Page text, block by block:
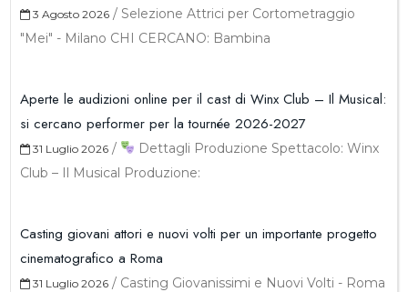
3 Agosto 2026 / Selezione Attrici per Cortometraggio
"Mei" - Milano CHI CERCANO: Bambina
Aperte le audizioni online per il cast di Winx Club – Il Musical:
si cercano performer per la tournée 2026-2027
31 Luglio 2026 /
Dettagli Produzione Spettacolo: Winx
Club – Il Musical Produzione:
Casting giovani attori e nuovi volti per un importante progetto
cinematografico a Roma
31 Luglio 2026 / Casting Giovanissimi e Nuovi Volti - Roma